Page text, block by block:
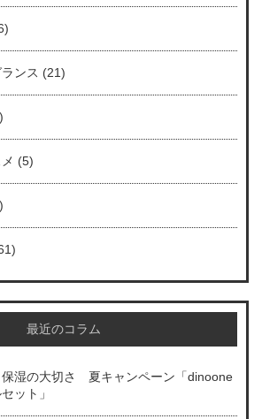
ンス (21)
(5)
最近のコラム
保湿の大切さ 夏キャンペーン「dinoone
ット」